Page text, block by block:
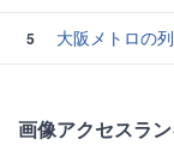
5
大阪メトロの
画像アクセスラ